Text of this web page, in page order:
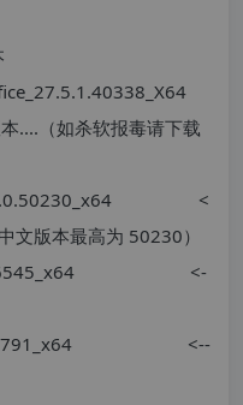
（如杀软报毒请下载
<
版本最高为 50230）
<-
<--